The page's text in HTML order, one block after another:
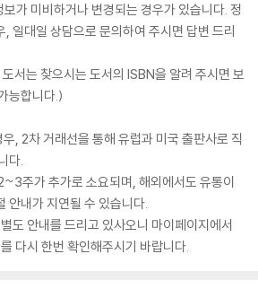
가 미비하거나 변경되는 경우가 있습니다. 정
일대일 상담으로 문의하여 주시면 답변 드리
서는 찾으시는 도서의 ISBN을 알려 주시면 보
능합니다.)
, 2차 거래선을 통해 유럽과 미국 출판사로 직
다.
주가 추가로 소요되며, 해외에서도 유통이
안내가 지연될 수 있습니다.
도 안내를 드리고 있사오니 마이페이지에서
다시 한번 확인해주시기 바랍니다.